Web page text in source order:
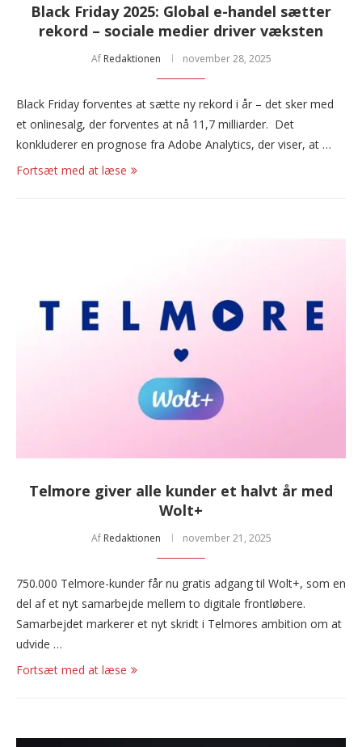
Black Friday 2025: Global e-handel sætter
rekord – sociale medier driver væksten
Af Redaktionen november 28, 2025
Black Friday forventes at sætte ny rekord i år – det sker med
et onlinesalg, der forventes at nå 11,7 milliarder. Det
konkluderer en prognose fra Adobe Analytics, der viser, at …
Fortsæt med at læse
Telmore giver alle kunder et halvt år med
Wolt+
Af Redaktionen november 21, 2025
750.000 Telmore-kunder får nu gratis adgang til Wolt+, som en
del af et nyt samarbejde mellem to digitale frontløbere.
Samarbejdet markerer et nyt skridt i Telmores ambition om at
udvide …
Fortsæt med at læse